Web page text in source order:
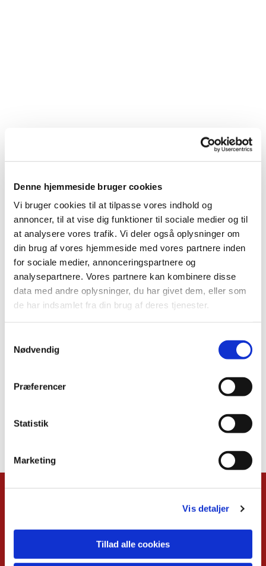
Denne hjemmeside bruger cookies
Vi bruger cookies til at tilpasse vores indhold og
annoncer, til at vise dig funktioner til sociale medier og til
at analysere vores trafik. Vi deler også oplysninger om
din brug af vores hjemmeside med vores partnere inden
for sociale medier, annonceringspartnere og
analysepartnere. Vores partnere kan kombinere disse
data med andre oplysninger, du har givet dem, eller som
de har indsamlet fra din brug af deres tjenester.
Nødvendig
Præferencer
Statistik
Marketing
Vis detaljer
Tillad alle cookies
Foredrag